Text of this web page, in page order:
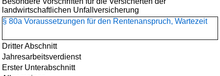
landwirtschaftlichen Unfallversicherung
§ 80a Voraussetzungen für den Rentenanspruch, Wartezeit
Dritter Abschnitt
Jahresarbeitsverdienst
Erster Unterabschnitt